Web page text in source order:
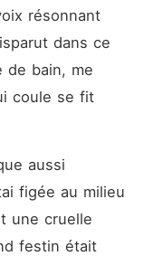
résonnant
dans ce
de bain, me
coule se fit
aussi
figée au milieu
une cruelle
festin était